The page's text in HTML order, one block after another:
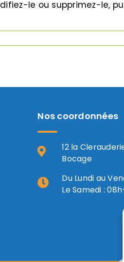
le ou supprimez-le,
Nos coordonnées
12 la
Bocage
Du Lundi au
Le Samedi :